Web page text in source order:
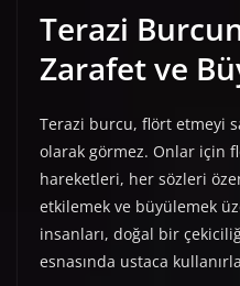
Terazi
Zarafet ve
Terazi burcu, flört etmeyi
olarak görmez. Onlar için
hareketleri, her sözleri
etkilemek ve büyülemek
insanları, doğal bir
esnasında ustaca